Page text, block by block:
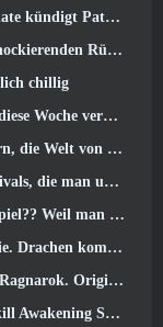
an, die auf Feedback basieren
Rückkehr
chillig
veröffentlicht
Drachenältesten erwachten
ausprobieren muss
man unterwegs ist
online nach Albion
erscheint im Juli 23
ihre Fähigkeiten zu verbessern